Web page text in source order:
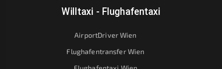
Willtaxi - Flughafentaxi
AirportDriver Wien
Flughafentransfer Wien